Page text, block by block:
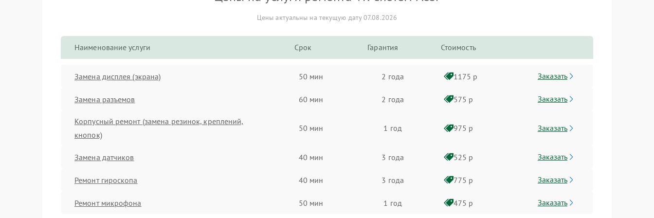
Цены актуальны на текущую дату 07.08.2026
Наименование услуги Срок Гарантия Стоимость
Замена дисплея (экрана) 50 мин 2 года 1175 р Заказать
Замена разъемов 60 мин 2 года 575 р Заказать
Корпусный ремонт (замена резинок, креплений,
кнопок)
50 мин 1 год 975 р Заказать
Замена датчиков 40 мин 3 года 525 р Заказать
Ремонт гироскопа 40 мин 3 года 775 р Заказать
Ремонт микрофона 50 мин 1 год 475 р Заказать